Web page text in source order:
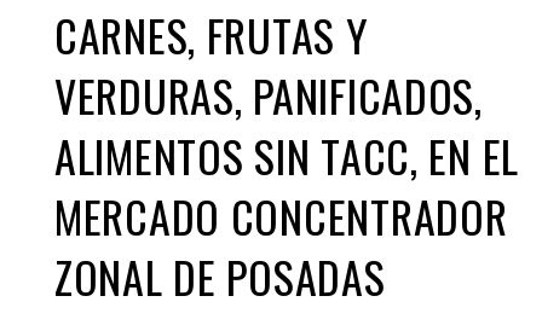
CARNES, FRUTAS Y
VERDURAS, PANIFICADOS,
ALIMENTOS SIN TACC, EN EL
MERCADO CONCENTRADOR
ZONAL DE POSADAS